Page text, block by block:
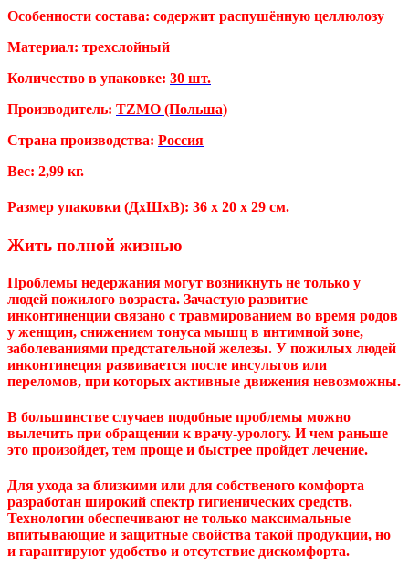
Особенности состава: содержит распушённую целлюлозу
Материал: трехслойный
Количество в упаковке: 30 шт.
Производитель: TZMO (Польша)
Страна производства: Россия
Вес: 2,99 кг.
Размер упаковки (ДхШхВ): 36 x 20 x 29 см.
Жить полной жизнью
Проблемы недержания могут возникнуть не только у
людей пожилого возраста. Зачастую развитие
инконтиненции связано с травмированием во время родов
у женщин, снижением тонуса мышц в интимной зоне,
заболеваниями предстательной железы. У пожилых людей
инконтинеция развивается после инсультов или
переломов, при которых активные движения невозможны.
В большинстве случаев подобные проблемы можно
вылечить при обращении к врачу-урологу. И чем раньше
это произойдет, тем проще и быстрее пройдет лечение.
Для ухода за близкими или для собственого комфорта
разработан широкий спектр гигиенических средств.
Технологии обеспечивают не только максимальные
впитывающие и защитные свойства такой продукции, но
и гарантируют удобство и отсутствие дискомфорта.